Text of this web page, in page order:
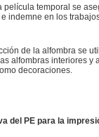
película temporal se
indemne en los
de la alfombra se
alfombras interiores y
decoraciones.
del PE para la